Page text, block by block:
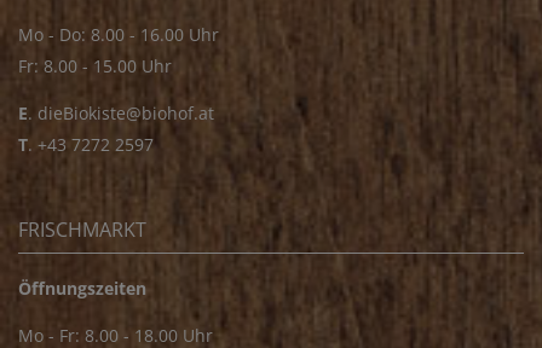
Mo - Do: 8.00 - 16.00 Uhr
Fr: 8.00 - 15.00 Uhr
E. dieBiokiste@biohof.at
T. +43 7272 2597
FRISCHMARKT
Öffnungszeiten
Mo - Fr: 8.00 - 18.00 Uhr